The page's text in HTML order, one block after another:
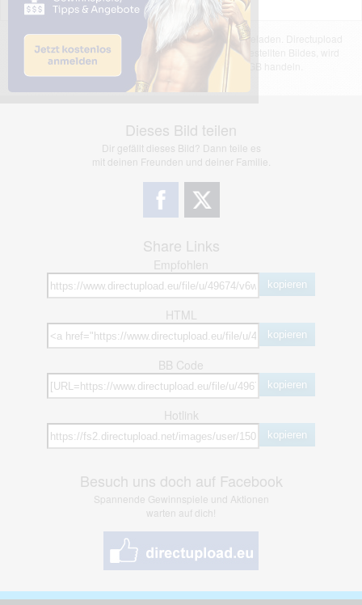
Das dargestellte Bild wurde von einem Nutzer hochgeladen. Directupload
übernimmt keinerlei Haftung für den Inhalt des dargestellten Bildes, wird
jedoch bei Verstößen nach §2(3) unserer AGB handeln.
Dieses Bild teilen
Dir gefällt dieses Bild? Dann teile es
mit deinen Freunden und deiner Familie.
Share Links
Empfohlen
kopieren
HTML
kopieren
BB Code
kopieren
Hotlink
kopieren
Besuch uns doch auf Facebook
Spannende Gewinnspiele und Aktionen
warten auf dich!